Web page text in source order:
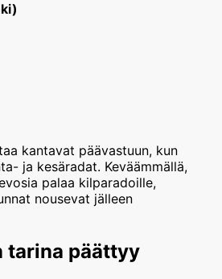
kantavat päävastuun, kun
ja kesäradat. Keväämmällä,
palaa kilparadoille,
nousevat jälleen
tarina päättyy